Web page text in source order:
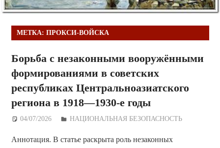
МЕТКА: ПРОКСИ-ВОЙСКА
Борьба с незаконными вооружёнными
формированиями в советских
республиках Центральноазиатского
региона в 1918—1930-е годы
04/07/2026 Дежурный по Редакции
НАЦИОНАЛЬНАЯ БЕЗОПАСНОСТЬ
Аннотация. В статье раскрыта роль незаконных